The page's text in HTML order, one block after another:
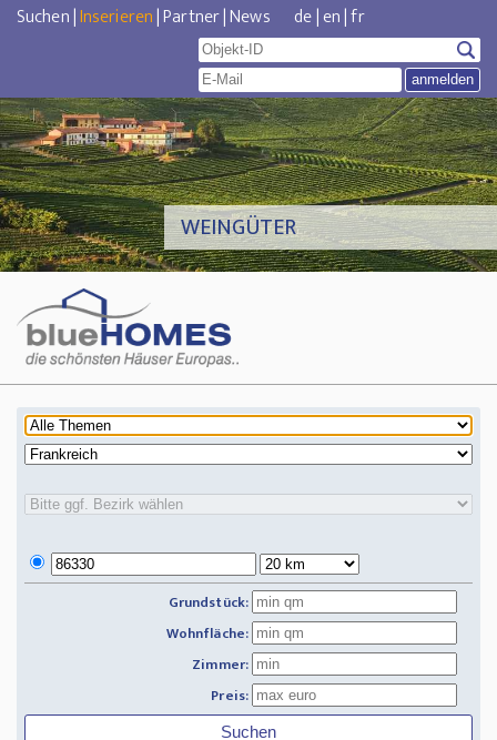
Suchen|Inserieren|Partner|News de|en|fr
WEINGÜTER
Grundstück:
Wohnfläche:
Zimmer:
Preis: